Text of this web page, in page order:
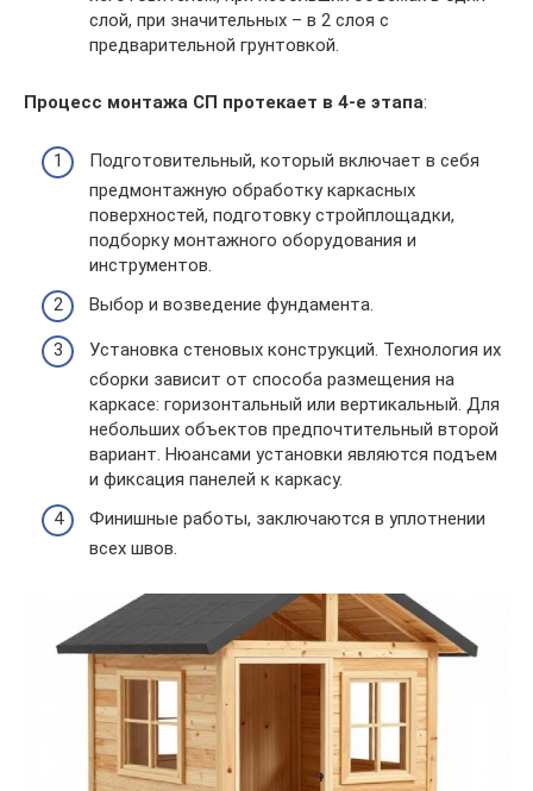
слой, при значительных – в 2 слоя с
предварительной грунтовкой.
Процесс монтажа СП протекает в 4-е этапа:
Подготовительный, который включает в себя
предмонтажную обработку каркасных
поверхностей, подготовку стройплощадки,
подборку монтажного оборудования и
инструментов.
Выбор и возведение фундамента.
Установка стеновых конструкций. Технология их
сборки зависит от способа размещения на
каркасе: горизонтальный или вертикальный. Для
небольших объектов предпочтительный второй
вариант. Нюансами установки являются подъем
и фиксация панелей к каркасу.
Финишные работы, заключаются в уплотнении
всех швов.